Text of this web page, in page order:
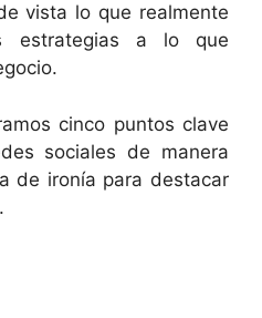
vista lo que realmente
estrategias a lo que
cinco puntos clave
sociales de manera
de ironía para destacar